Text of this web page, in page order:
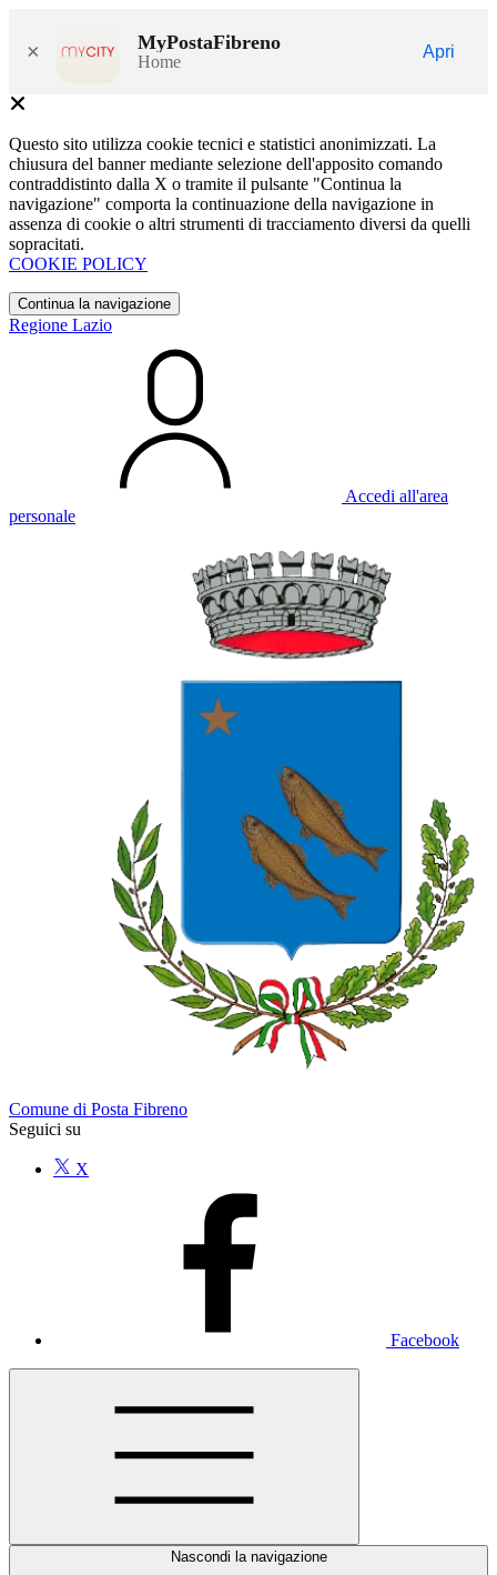
× MyPostaFibreno
Home
Apri
Questo sito utilizza cookie tecnici e statistici anonimizzati. La
chiusura del banner mediante selezione dell'apposito comando
contraddistinto dalla X o tramite il pulsante "Continua la
navigazione" comporta la continuazione della navigazione in
assenza di cookie o altri strumenti di tracciamento diversi da quelli
sopracitati.
COOKIE POLICY
Continua la navigazione
Regione Lazio
Accedi all'area
personale
Comune di Posta Fibreno
Seguici su
X
Facebook
Nascondi la navigazione